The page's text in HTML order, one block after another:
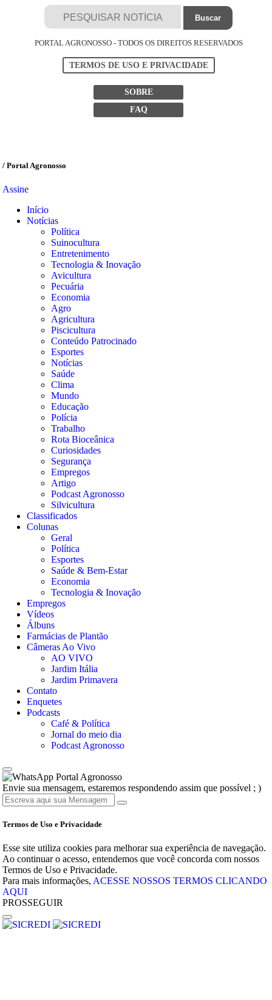
PORTAL AGRONOSSO - TODOS OS DIREITOS RESERVADOS
TERMOS DE USO E PRIVACIDADE
SOBRE
FAQ
/ Portal Agronosso
Assine
Início
Notícias
Política
Suinocultura
Entretenimento
Tecnologia & Inovação
Avicultura
Pecuária
Economia
Agro
Agricultura
Piscicultura
Conteúdo Patrocinado
Esportes
Notícias
Saúde
Clima
Mundo
Educação
Polícia
Trabalho
Rota Bioceânica
Curiosidades
Segurança
Empregos
Artigo
Podcast Agronosso
Silvicultura
Classificados
Colunas
Geral
Política
Esportes
Saúde & Bem-Estar
Economia
Tecnologia & Inovação
Empregos
Vídeos
Álbuns
Farmácias de Plantão
Câmeras Ao Vivo
AO VIVO
Jardim Itália
Jardim Primavera
Contato
Enquetes
Podcasts
Café & Política
Jornal do meio dia
Podcast Agronosso
Portal Agronosso
Envie sua mensagem, estaremos respondendo assim que possível ; )
Termos de Uso e Privacidade
Esse site utiliza cookies para melhorar sua experiência de navegação.
Ao continuar o acesso, entendemos que você concorda com nossos
Termos de Uso e Privacidade.
Para mais informações, ACESSE NOSSOS TERMOS CLICANDO
AQUI
PROSSEGUIR